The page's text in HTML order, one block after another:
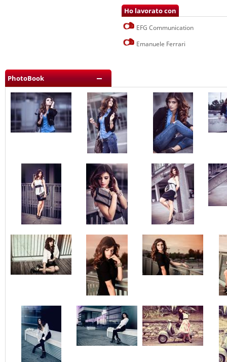
Ho lavorato con
EFG Communication
Emanuele Ferrari
PhotoBook